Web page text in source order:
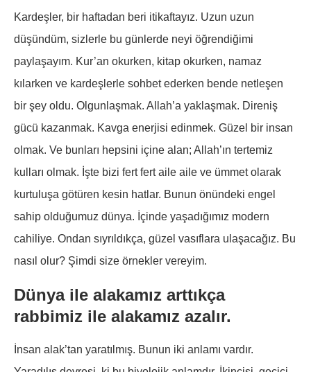
Kardeşler, bir haftadan beri itikaftayız. Uzun uzun
düşündüm, sizlerle bu günlerde neyi öğrendiğimi
paylaşayım. Kur’an okurken, kitap okurken, namaz
kılarken ve kardeşlerle sohbet ederken bende netleşen
bir şey oldu. Olgunlaşmak. Allah’a yaklaşmak. Direniş
gücü kazanmak. Kavga enerjisi edinmek. Güzel bir insan
olmak. Ve bunları hepsini içine alan; Allah’ın tertemiz
kulları olmak. İşte bizi fert fert aile aile ve ümmet olarak
kurtuluşa götüren kesin hatlar. Bunun önündeki engel
sahip olduğumuz dünya. İçinde yaşadığımız modern
cahiliye. Ondan sıyrıldıkça, güzel vasıflara ulaşacağız. Bu
nasıl olur? Şimdi size örnekler vereyim.
Dünya ile alakamız arttıkça
rabbimiz ile alakamız azalır.
İnsan alak’tan yaratılmış. Bunun iki anlamı vardır.